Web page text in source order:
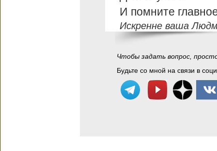
И помните
Искренне ваша
Чтобы задать вопрос,
Будьте со мной на связи в